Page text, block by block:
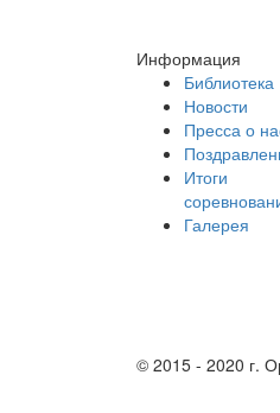
Информация
Библиотека
Новости
Пресса о
Итоги
Галерея
© 2015 - 2020 г.